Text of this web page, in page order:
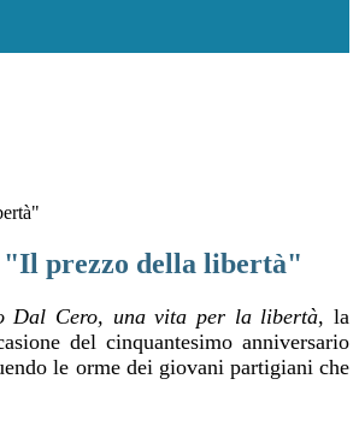
"Il prezzo della libertà"
Dal Cero, una vita per la libertà, la
del cinquantesimo anniversario
le orme dei giovani partigiani che